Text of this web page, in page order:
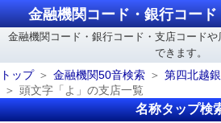
金融機関コード・銀行コー
金融機関コード・銀行コード・支店コード
できます。
トップ
金融機関50音検索
第四北越
頭文字「よ」の支店一覧
名称タップ検